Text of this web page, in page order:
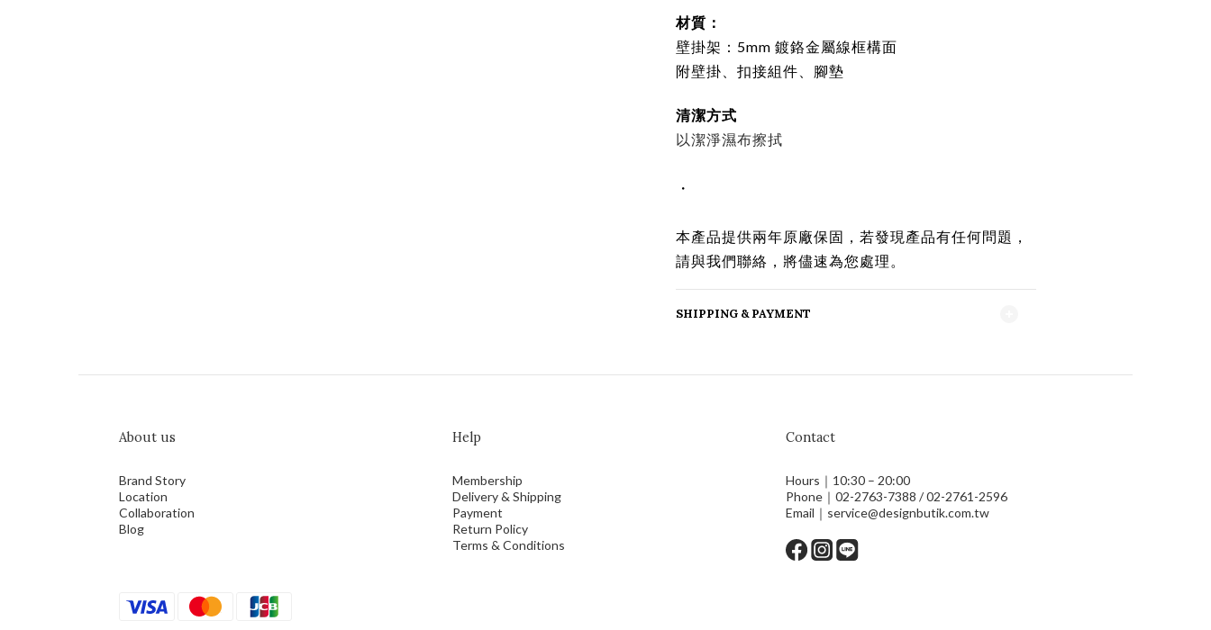
材質：
壁掛架：5mm 鍍鉻金屬線框構面
附壁掛、扣接組件、腳墊
清潔方式
以潔淨濕布擦拭
・
本產品提供兩年原廠保固，若發現產品有任何問題，
請與我們聯絡，將儘速為您處理。
SHIPPING & PAYMENT
About us
Brand Story
Location
Collaboration
Blog
Help
Membership
Delivery & Shipping
Payment
Return Policy
Terms & Conditions
Contact
Hours｜10:30 – 20:00
Phone｜02-2763-7388 / 02-2761-2596
Email｜service@designbutik.com.tw